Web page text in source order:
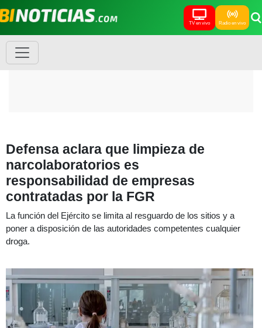
TV en vivo Radio en vivo
Defensa aclara que limpieza de
narcolaboratorios es
responsabilidad de empresas
contratadas por la FGR
La función del Ejército se limita al resguardo de los sitios y a
poner a disposición de las autoridades competentes cualquier
droga.